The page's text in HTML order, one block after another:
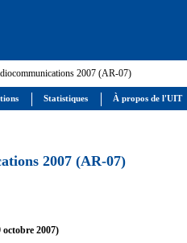
2007 (AR-07)
2007 (AR-07)
octobre 2007)
Statistiques À propos de l'UIT